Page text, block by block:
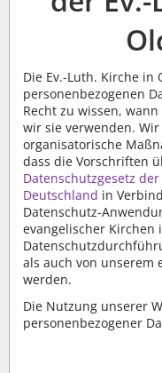
Die Ev.-Luth. Kirche
personenbezogenen
Recht zu wissen,
wir sie verwenden.
organisatorische
dass die Vorschriften
Datenschutzgesetz
Deutschland in
Datenschutz-
evangelischer Kirchen
als auch von unserem
werden.
Die Nutzung unserer
personenbezogener